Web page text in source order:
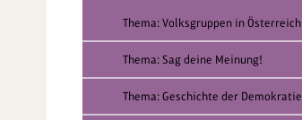
Thema: Volksgruppen in Österreich
Thema: Sag deine Meinung!
Thema: Geschichte der Demokratie